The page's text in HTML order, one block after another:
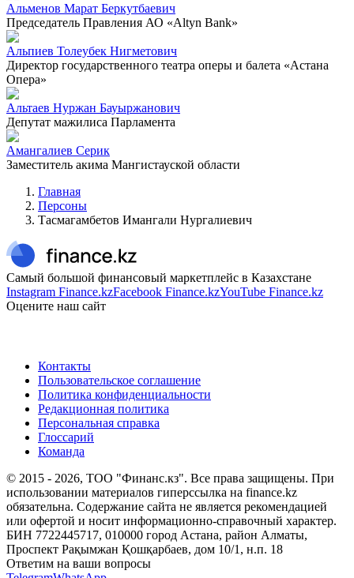
Альменов Марат Беркутбаевич
Председатель Правления АО «Altyn Bank»
Альпиев Толеубек Нигметович
Директор государственного театра оперы и балета «Астана
Опера»
Альтаев Нуржан Бауыржанович
Депутат мажилиса Парламента
Амангалиев Серик
Заместитель акима Мангистауской области
Главная
Персоны
Тасмагамбетов Имангали Нургалиевич
Самый большой финансовый маркетплейс в Казахстане
Instagram Finance.kzFacebook Finance.kzYouTube Finance.kz
Оцените наш сайт
Контакты
Пользовательское соглашение
Политика конфиденциальности
Редакционная политика
Персональная справка
Глоссарий
Команда
© 2015 - 2026, ТОО "Финанс.кз". Все права защищены. При
использовании материалов гиперссылка на finance.kz
обязательна. Содержание сайта не является рекомендацией
или офертой и носит информационно-справочный характер.
БИН 7722445717, 010000 город Астана, район Алматы,
Проспект Рақымжан Қошқарбаев, дом 10/1, н.п. 18
Ответим на ваши вопросы